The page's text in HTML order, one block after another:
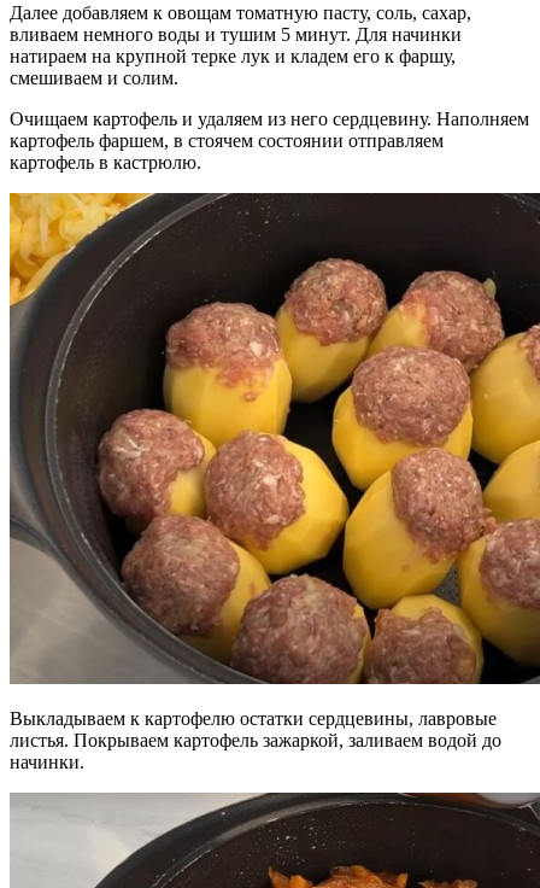
Далее добавляем к овощам томатную пасту, соль, сахар,
вливаем немного воды и тушим 5 минут. Для начинки
натираем на крупной терке лук и кладем его к фаршу,
смешиваем и солим.
Очищаем картофель и удаляем из него сердцевину. Наполняем
картофель фаршем, в стоячем состоянии отправляем
картофель в кастрюлю.
Выкладываем к картофелю остатки сердцевины, лавровые
листья. Покрываем картофель зажаркой, заливаем водой до
начинки.